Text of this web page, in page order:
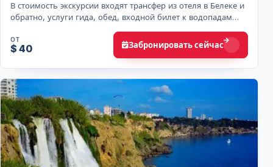
В стоимость экскурсии входят трансфер из отеля в Белеке и
обратно, услуги гида, обед, входной билет к водопадам
ОТ
$ 40 Забронировать сейчас